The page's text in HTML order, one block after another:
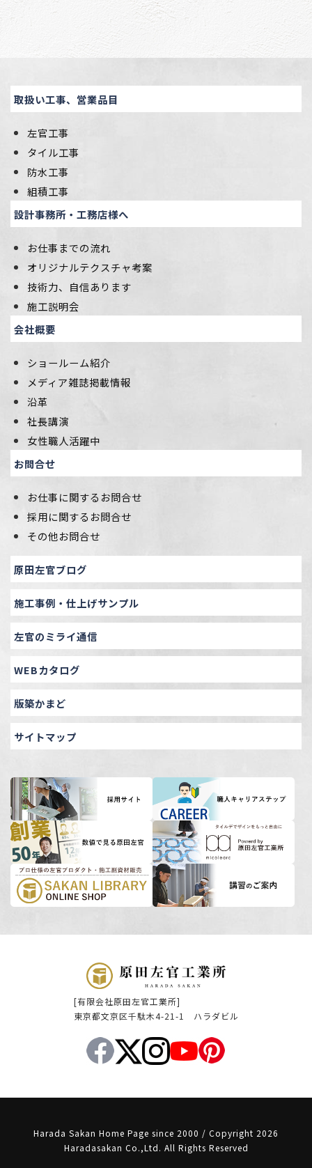
取扱い工事、営業品目
左官工事
タイル工事
防水工事
組積工事
設計事務所・工務店様へ
お仕事までの流れ
オリジナルテクスチャ考案
技術力、自信あります
施工説明会
会社概要
ショールーム紹介
メディア雑誌掲載情報
沿革
社長講演
女性職人活躍中
お問合せ
お仕事に関するお問合せ
採用に関するお問合せ
その他お問合せ
原田左官ブログ
施工事例・仕上げサンプル
左官のミライ通信
WEBカタログ
版築かまど
サイトマップ
[有限会社原田左官工業所]
東京都文京区千駄木4-21-1 ハラダビル
Harada Sakan Home Page since 2000 / Copyright 2026
Haradasakan Co.,Ltd. All Rights Reserved